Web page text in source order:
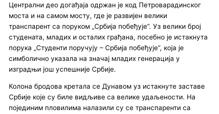
Централни део догађаја одржан је код Петроварадинског
моста и на самом мосту, где је развијен велики
транспарент са поруком „Србија побеђује“. Уз велики број
студената, младих и осталих грађана, посебно је истакнута
порука „Студенти поручују – Србија побеђује“, која је
симболично указала на значај младих генерација у
изградњи још успешније Србије.
Колона бродова кретала се Дунавом уз истакнуте заставе
Србије које су биле видљиве са велике удаљености. На
појединим пловилима налазили су се транспаренти са